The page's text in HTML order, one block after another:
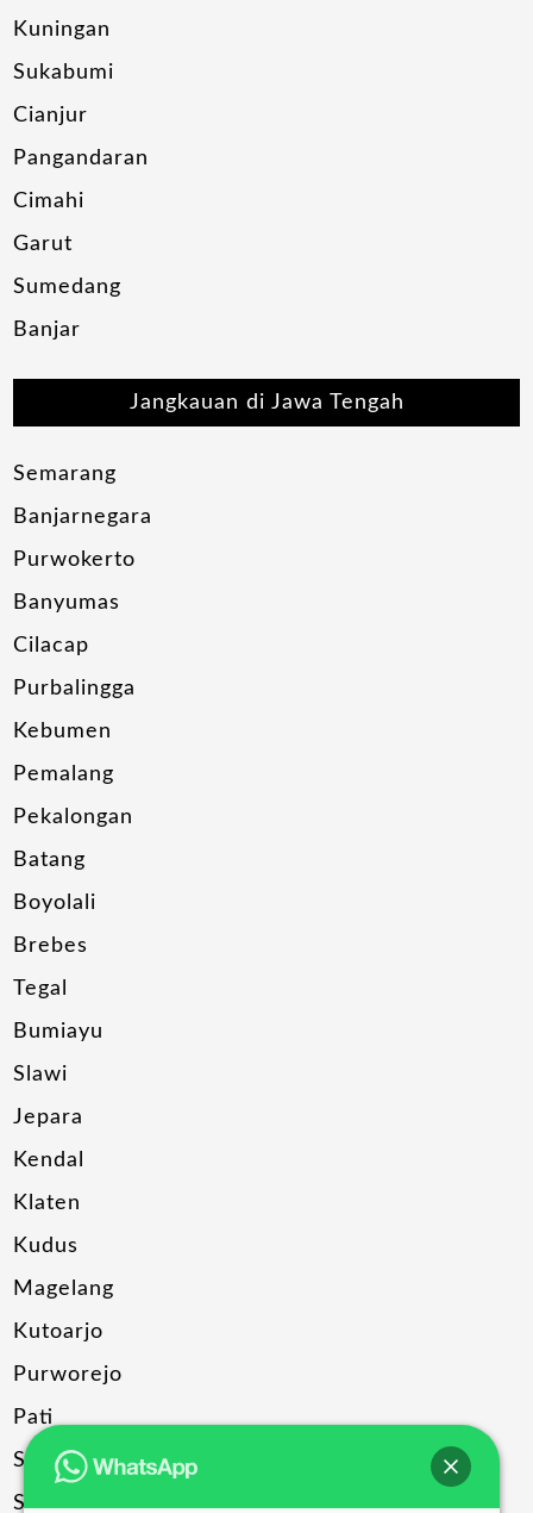
Kuningan
Sukabumi
Cianjur
Pangandaran
Cimahi
Garut
Sumedang
Banjar
Jangkauan di Jawa Tengah
Semarang
Banjarnegara
Purwokerto
Banyumas
Cilacap
Purbalingga
Kebumen
Pemalang
Pekalongan
Batang
Boyolali
Brebes
Tegal
Bumiayu
Slawi
Jepara
Kendal
Klaten
Kudus
Magelang
Kutoarjo
Purworejo
Pati
Sragen
Solo